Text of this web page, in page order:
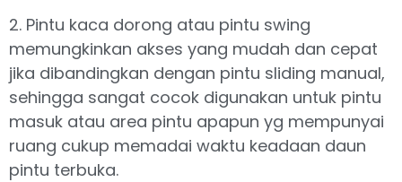
2. Pintu kaca dorong atau pintu swing
memungkinkan akses yang mudah dan cepat
jika dibandingkan dengan pintu sliding manual,
sehingga sangat cocok digunakan untuk pintu
masuk atau area pintu apapun yg mempunyai
ruang cukup memadai waktu keadaan daun
pintu terbuka.